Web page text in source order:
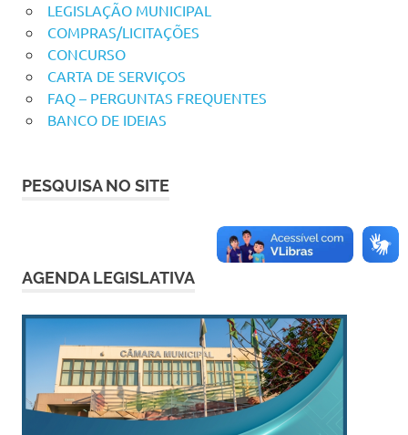
LEGISLAÇÃO MUNICIPAL
COMPRAS/LICITAÇÕES
CONCURSO
CARTA DE SERVIÇOS
FAQ – PERGUNTAS FREQUENTES
BANCO DE IDEIAS
PESQUISA NO SITE
AGENDA LEGISLATIVA